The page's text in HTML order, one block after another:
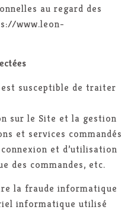
au regard des
www.leon-
susceptible de traiter
sur le Site et la gestion
et services commandés
et d’utilisation
des commandes, etc.
la fraude informatique
informatique utilisé